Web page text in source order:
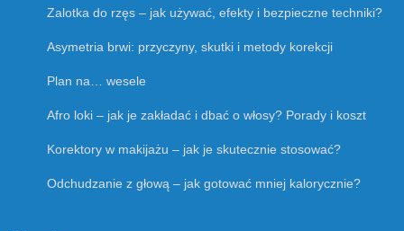
Zalotka do rzęs – jak używać, efekty i bezpieczne techniki?
Asymetria brwi: przyczyny, skutki i metody korekcji
Plan na… wesele
Afro loki – jak je zakładać i dbać o włosy? Porady i koszt
Korektory w makijażu – jak je skutecznie stosować?
Odchudzanie z głową – jak gotować mniej kalorycznie?